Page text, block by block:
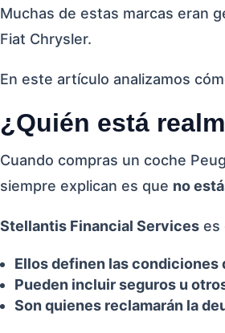
Muchas de estas marcas eran
Fiat Chrysler.
En este artículo analizamos
¿Quién está
Cuando compras un coche
siempre explican es que no
Stellantis Financial Services es
Ellos definen las condiciones
Pueden incluir seguros u
Son quienes reclamarán la